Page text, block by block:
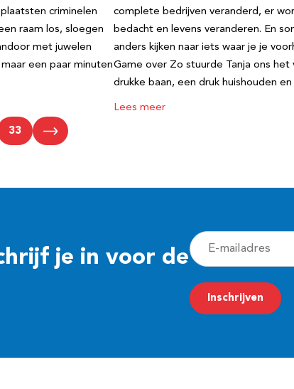
criminelen
raam los, sloegen
met juwelen
een paar minuten
complete bedrijven veranderd, er
bedacht en levens veranderen. En
anders kijken naar iets waar je je
Game over Zo stuurde Tanja ons het
drukke baan, een druk huishouden
Lees meer
33
je in voor de
E
-
m
a
Inschrijven